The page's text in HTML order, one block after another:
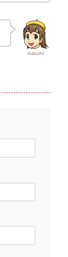
masumi